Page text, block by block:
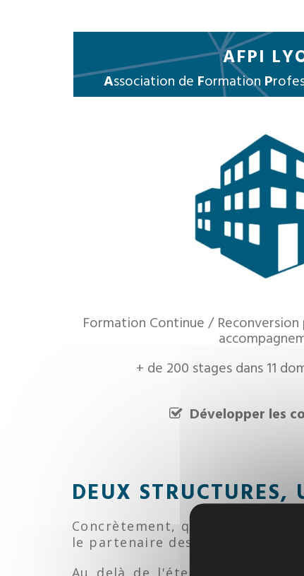
AFPI
Association de Formation P
Formation Continue /
+ de 200 stages dans 11
Développer les
DEUX STRUCTURES,
Concrètement, qu'est ce que
le partenaire des industries au
Au delà de l'étendue de